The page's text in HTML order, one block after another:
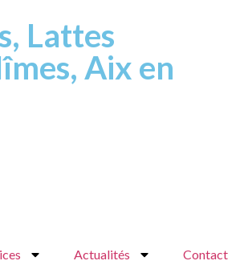
Lattes
Aix en
Actualités Contact